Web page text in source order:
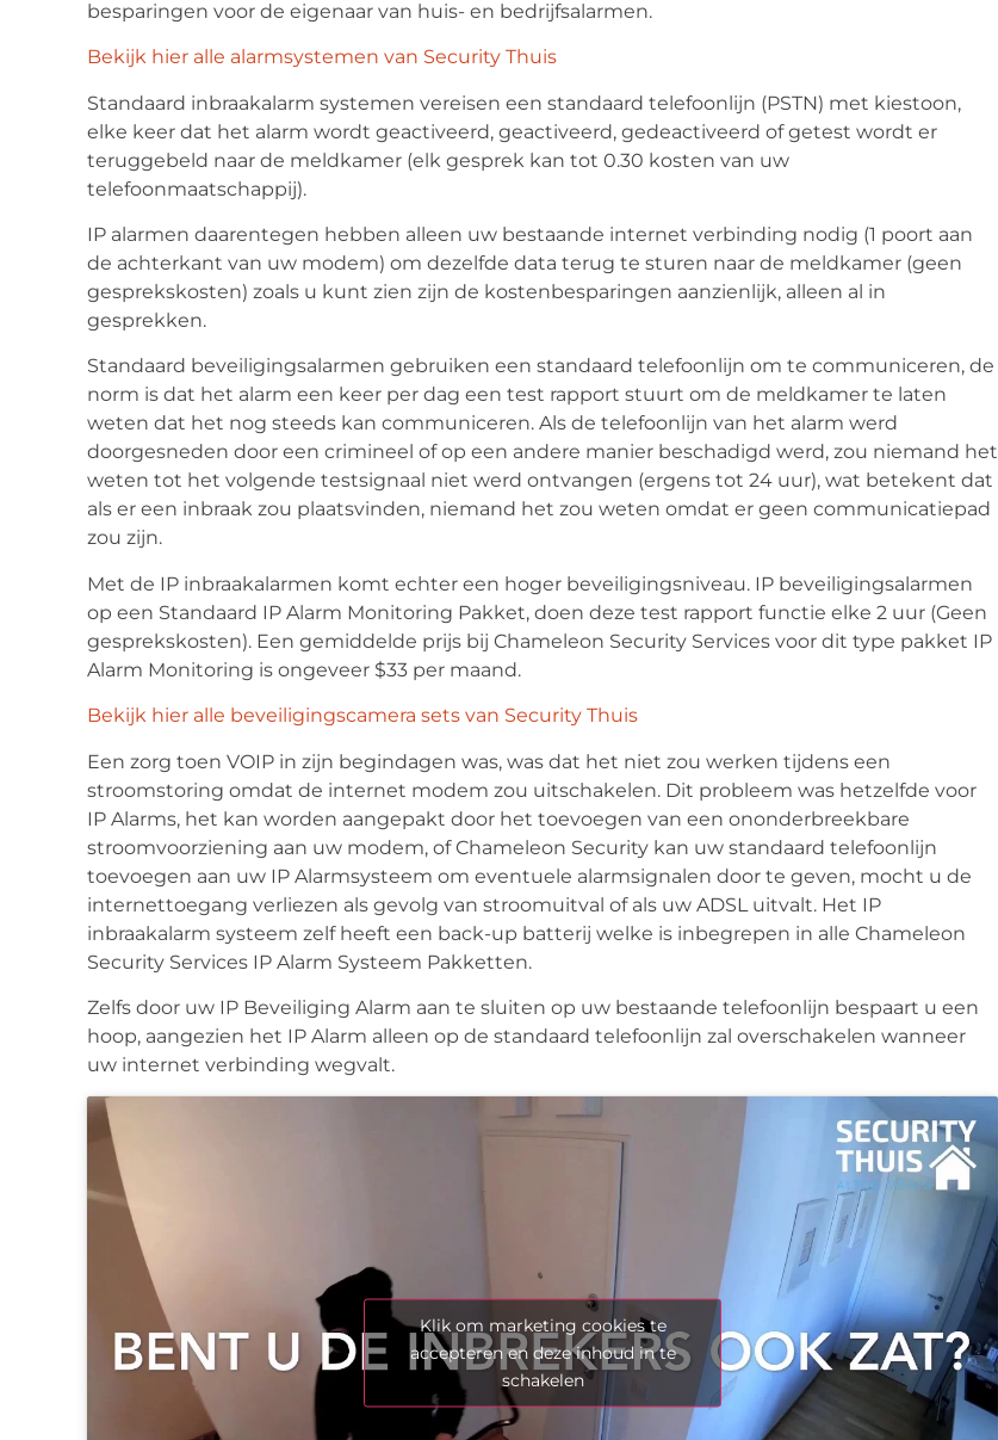
besparingen voor de eigenaar van huis- en bedrijfsalarmen.
Bekijk hier alle alarmsystemen van Security Thuis
Standaard inbraakalarm systemen vereisen een standaard telefoonlijn (PSTN) met kiestoon,
elke keer dat het alarm wordt geactiveerd, geactiveerd, gedeactiveerd of getest wordt er
teruggebeld naar de meldkamer (elk gesprek kan tot 0.30 kosten van uw
telefoonmaatschappij).
IP alarmen daarentegen hebben alleen uw bestaande internet verbinding nodig (1 poort aan
de achterkant van uw modem) om dezelfde data terug te sturen naar de meldkamer (geen
gesprekskosten) zoals u kunt zien zijn de kostenbesparingen aanzienlijk, alleen al in
gesprekken.
Standaard beveiligingsalarmen gebruiken een standaard telefoonlijn om te communiceren, de
norm is dat het alarm een keer per dag een test rapport stuurt om de meldkamer te laten
weten dat het nog steeds kan communiceren. Als de telefoonlijn van het alarm werd
doorgesneden door een crimineel of op een andere manier beschadigd werd, zou niemand het
weten tot het volgende testsignaal niet werd ontvangen (ergens tot 24 uur), wat betekent dat
als er een inbraak zou plaatsvinden, niemand het zou weten omdat er geen communicatiepad
zou zijn.
Met de IP inbraakalarmen komt echter een hoger beveiligingsniveau. IP beveiligingsalarmen
op een Standaard IP Alarm Monitoring Pakket, doen deze test rapport functie elke 2 uur (Geen
gesprekskosten). Een gemiddelde prijs bij Chameleon Security Services voor dit type pakket IP
Alarm Monitoring is ongeveer $33 per maand.
Bekijk hier alle beveiligingscamera sets van Security Thuis
Een zorg toen VOIP in zijn begindagen was, was dat het niet zou werken tijdens een
stroomstoring omdat de internet modem zou uitschakelen. Dit probleem was hetzelfde voor
IP Alarms, het kan worden aangepakt door het toevoegen van een ononderbreekbare
stroomvoorziening aan uw modem, of Chameleon Security kan uw standaard telefoonlijn
toevoegen aan uw IP Alarmsysteem om eventuele alarmsignalen door te geven, mocht u de
internettoegang verliezen als gevolg van stroomuitval of als uw ADSL uitvalt. Het IP
inbraakalarm systeem zelf heeft een back-up batterij welke is inbegrepen in alle Chameleon
Security Services IP Alarm Systeem Pakketten.
Zelfs door uw IP Beveiliging Alarm aan te sluiten op uw bestaande telefoonlijn bespaart u een
hoop, aangezien het IP Alarm alleen op de standaard telefoonlijn zal overschakelen wanneer
uw internet verbinding wegvalt.
Klik om marketing cookies te
accepteren en deze inhoud in te
schakelen